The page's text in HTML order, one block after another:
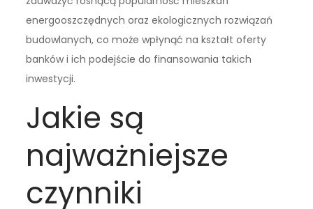
energooszczędnych oraz ekologicznych rozwiązań
budowlanych, co może wpłynąć na kształt oferty
banków i ich podejście do finansowania takich
inwestycji.
Jakie są
najważniejsze
czynniki